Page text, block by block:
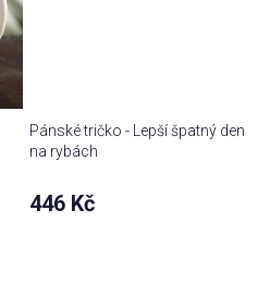
Pánské tričko - Lepší špatný den
na rybách
446 Kč